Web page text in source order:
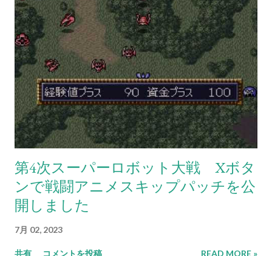
第4次スーパーロボット大戦 Xボタ
ンで戦闘アニメスキップパッチを公
開しました
7月 02, 2023
共有 コメントを投稿 READ MORE »